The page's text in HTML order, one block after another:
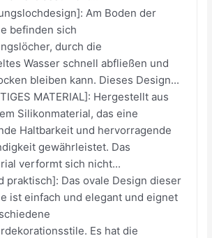
Am Boden der
befinden sich
durch die
Wasser schnell abfließen und
bleiben kann. Dieses Design...
MATERIAL]: Hergestellt aus
Silikonmaterial, das eine
Haltbarkeit und hervorragende
gewährleistet. Das
verformt sich nicht...
praktisch]: Das ovale Design dieser
ist einfach und elegant und eignet
Es hat die